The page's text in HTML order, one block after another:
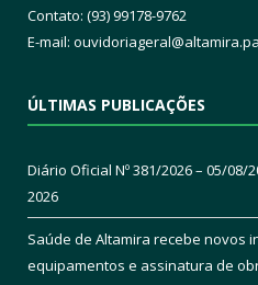
Contato: (93) 99178-9762
E-mail:
ÚLTIMAS PUBLICAÇÕES
Diário Oficial Nº 381/2026 – 05/08/
2026
Saúde de Altamira recebe novos
equipamentos e assinatura de